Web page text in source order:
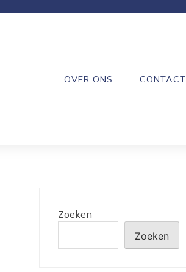
OVER ONS CONTACT
Zoeken
Zoeken